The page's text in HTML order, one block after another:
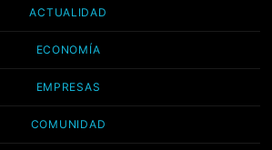
ACTUALIDAD
ECONOMÍA
EMPRESAS
COMUNIDAD